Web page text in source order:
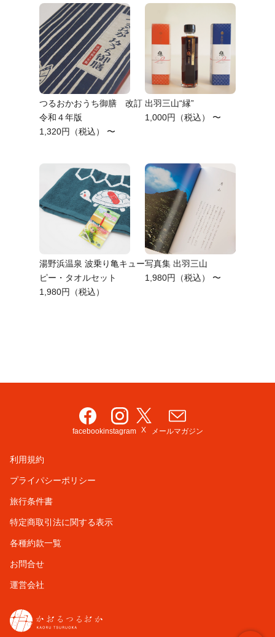
つるおかおうち御膳 改訂
令和４年版
1,320円（税込） 〜
出羽三山“縁”
1,000円（税込） 〜
湯野浜温泉 波乗り亀キュー
ピー・タオルセット
1,980円（税込）
写真集 出羽三山
1,980円（税込） 〜
facebookinstagram X メールマガジン
利用規約
プライパシーポリシー
旅行条件書
特定商取引法に関する表示
各種約款一覧
お問合せ
運営会社